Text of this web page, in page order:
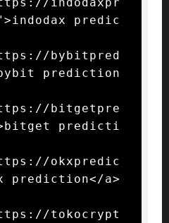
predic
bybitpred
prediction
bitgetpre
predicti
okxpredic
prediction</a>
tokocrypt